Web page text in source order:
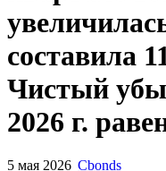
Выручка
квартале
составила